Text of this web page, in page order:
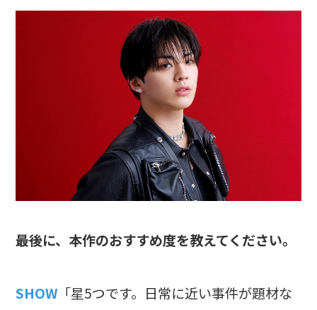
――最後に、本作のおすすめ度を教えてください。
SHOW 「星5つです。日常に近い事件が題材な